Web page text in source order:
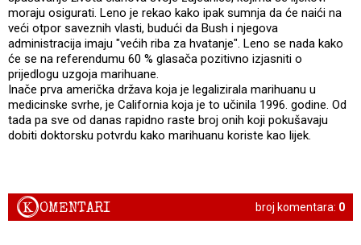
moraju osigurati. Leno je rekao kako ipak sumnja da će naići na
veći otpor saveznih vlasti, budući da Bush i njegova
administracija imaju "većih riba za hvatanje". Leno se nada kako
će se na referendumu 60 % glasača pozitivno izjasniti o
prijedlogu uzgoja marihuane.
Inače prva američka država koja je legalizirala marihuanu u
medicinske svrhe, je California koja je to učinila 1996. godine. Od
tada pa sve od danas rapidno raste broj onih koji pokušavaju
dobiti doktorsku potvrdu kako marihuanu koriste kao lijek.
broj komentara: 0
KOMENTARI